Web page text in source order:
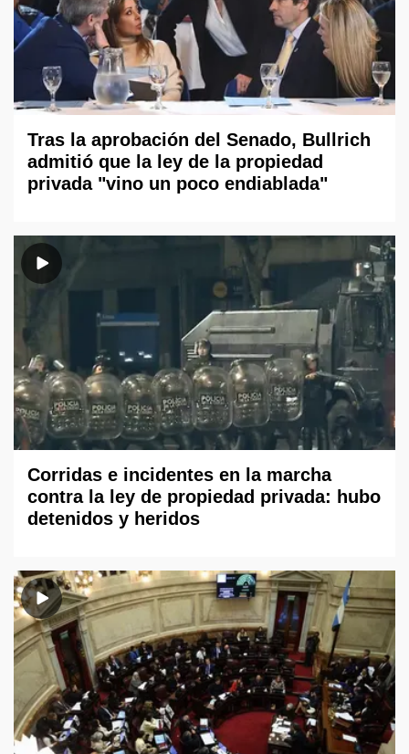
Tras la aprobación del Senado, Bullrich
admitió que la ley de la propiedad
privada "vino un poco endiablada"
Corridas e incidentes en la marcha
contra la ley de propiedad privada: hubo
detenidos y heridos